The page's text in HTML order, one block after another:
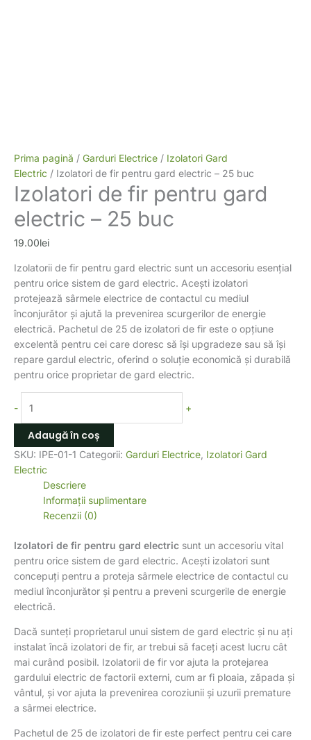
Prima pagină / Garduri Electrice / Izolatori Gard
Electric / Izolatori de fir pentru gard electric – 25 buc
Izolatori de fir pentru gard
electric – 25 buc
19.00lei
Izolatorii de fir pentru gard electric sunt un accesoriu esențial
pentru orice sistem de gard electric. Acești izolatori
protejează sârmele electrice de contactul cu mediul
înconjurător și ajută la prevenirea scurgerilor de energie
electrică. Pachetul de 25 de izolatori de fir este o opțiune
excelentă pentru cei care doresc să își upgradeze sau să își
repare gardul electric, oferind o soluție economică și durabilă
pentru orice proprietar de gard electric.
- +
Adaugă în coș
SKU: IPE-01-1 Categorii: Garduri Electrice Izolatori Gard
Electric
Descriere
Informații suplimentare
Recenzii (0)
Izolatori de fir pentru gard electric sunt un accesoriu vital
pentru orice sistem de gard electric. Acești izolatori sunt
concepuți pentru a proteja sârmele electrice de contactul cu
mediul înconjurător și pentru a preveni scurgerile de energie
electrică.
Dacă sunteți proprietarul unui sistem de gard electric și nu ați
instalat încă izolatori de fir, ar trebui să faceți acest lucru cât
mai curând posibil. Izolatorii de fir vor ajuta la protejarea
gardului electric de factorii externi, cum ar fi ploaia, zăpada și
vântul, și vor ajuta la prevenirea coroziunii și uzurii premature
a sârmei electrice.
Pachetul de 25 de izolatori de fir este perfect pentru cei care